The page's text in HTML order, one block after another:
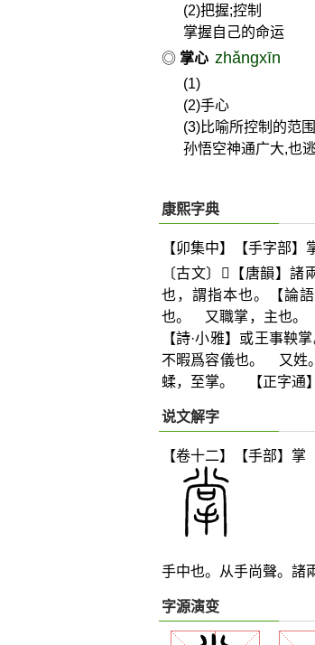
(2)把握;控制
掌握自己的命运
◎ 掌心 zhǎngxīn
(1)
(2)手心
(3)比喻所控制的范围
孙悟空神通广大,也
康熙字典
【卯集中】【手字部
〔古文〕
𤓯 【唐韻】諸
也，謂指本也。【論
也。 又職掌，主也。
【詩·小雅】或王事鞅
不暇爲容儀也。 又姓
蝚，至掌。 【正字通
说文解字
【卷十二】【手部】 掌
手中也。从手尚聲。諸
字源演变